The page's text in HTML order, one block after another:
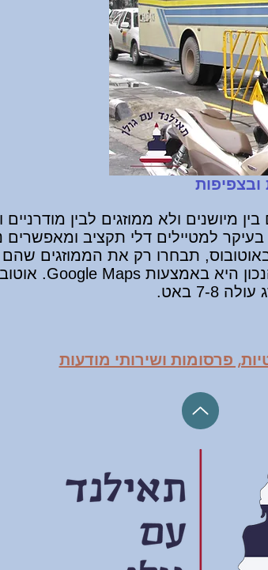
מיושנים ולא ממוזגים לבין
למטיילים דלי תקציב ומאפשרים
תבחרו רק את הממוזגים שהם
פרסומות ושירותי מודעות